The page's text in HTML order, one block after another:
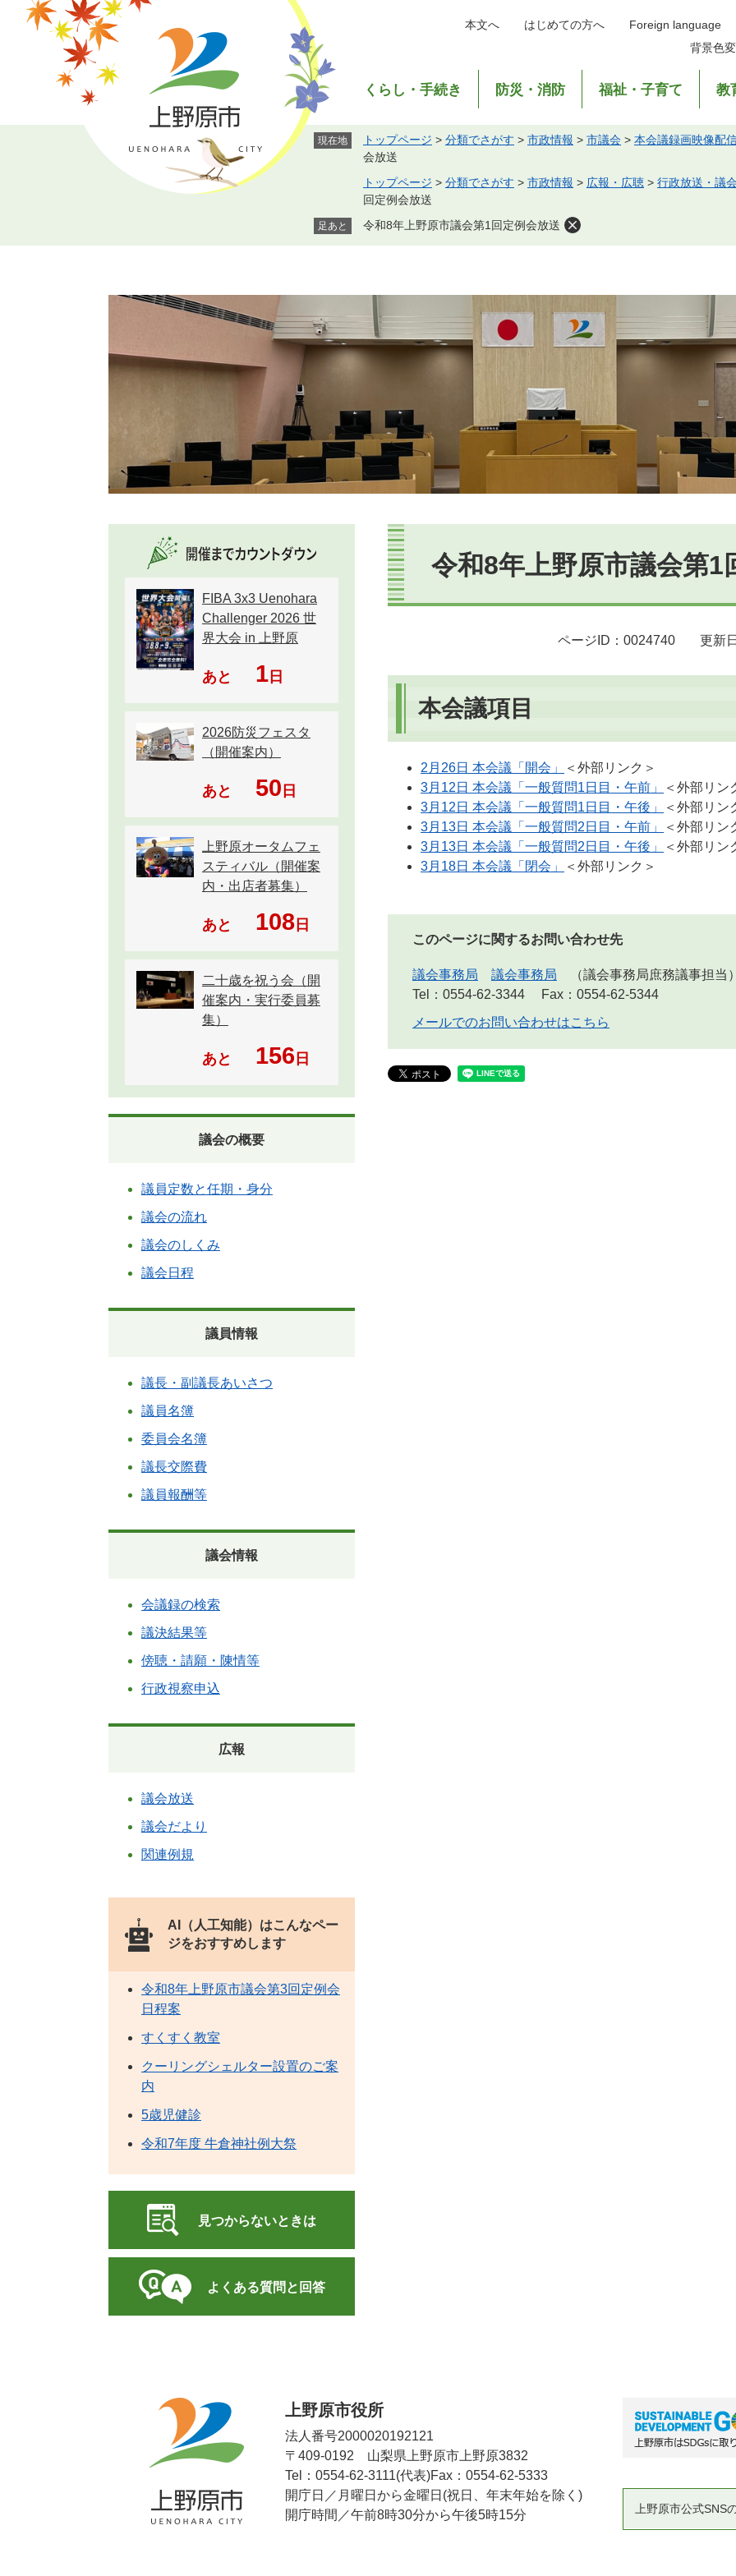
で
ば
本文へ はじめての方へ Foreign language
背景色
くらし・手続き 防災・消防 福祉・子育て 教
現在地 トップページ > 分類でさがす > 市政情報 > 市議会 > 本会議録画映像配
会放送
トップページ > 分類でさがす > 市政情報 > 広報・広聴 > 行政放送・議
回定例会放送
足あと 令和8年上野原市議会第1回定例会放送
本
文
令和8年上野原市議会第1
ページID：0024740 更新
本会議項目
2月26日 本会議「開会」
＜外部リンク＞
3月12日 本会議「一般質問1日目・午前」
＜外部リン
3月12日 本会議「一般質問1日目・午後」
＜外部リン
3月13日 本会議「一般質問2日目・午前」
＜外部リン
3月13日 本会議「一般質問2日目・午後」
＜外部リン
3月18日 本会議「閉会」
＜外部リンク＞
このページに関するお問い合わせ先
議会事務局 議会事務局
議会事務局庶務議事担当
Tel：0554-62-3344
Fax：0554-62-5344
メールでのお問い合わせはこちら
FIBA 3x3 Uenohara
Challenger 2026 世
界大会 in 上野原
あと 1日
2026防災フェスタ
（開催案内）
あと 50 日
上野原オータムフェ
スティバル（開催案
内・出店者募集）
あと 108日
二十歳を祝う会（開
催案内・実行委員募
集）
あと 156 日
議会の概要
議員定数と任期・身分
議会の流れ
議会のしくみ
議会日程
議員情報
議長・副議長あいさつ
議員名簿
委員会名簿
議長交際費
議員報酬等
議会情報
会議録の検索
議決結果等
傍聴・請願・陳情等
行政視察申込
広報
議会放送
議会だより
関連例規
AI（人工知能）はこんなペー
ジをおすすめします
令和8年上野原市議会第3回定例会
日程案
すくすく教室
クーリングシェルター設置のご案
内
5歳児健診
令和7年度 牛倉神社例大祭
見つからないときは
よくある質問と回答
上野原市役所
法人番号2000020192121
〒409-0192 山梨県上野原市上野原3832
Tel：0554-62-3111(代表)Fax：0554-62-5333
開庁日／月曜日から金曜日(祝日、年末年始を除く)
開庁時間／午前8時30分から午後5時15分
上野原市公式SNS